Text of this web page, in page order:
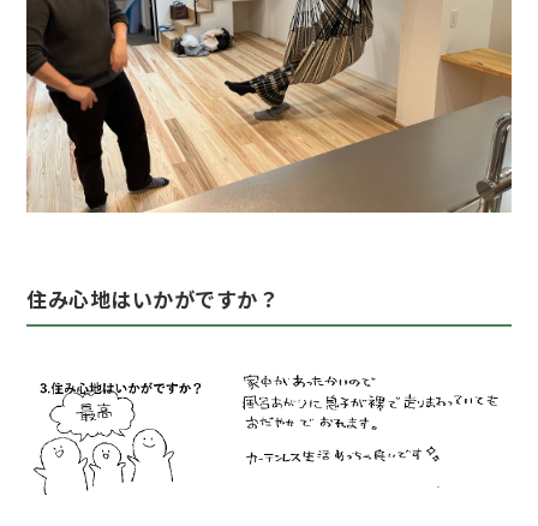
住み心地はいかがですか？